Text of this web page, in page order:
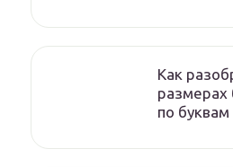
Как
размерах
по